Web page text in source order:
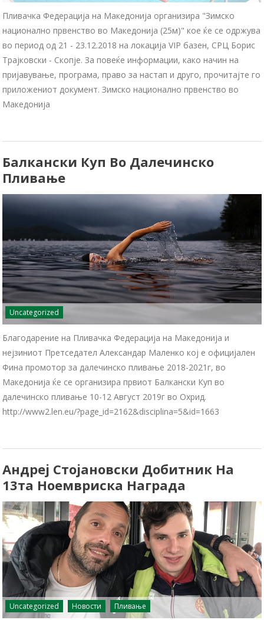
Пливачка Федерација на Македонија организира "Зимско
национално првенство во Македонија (25м)" кое ќе се одржува
во период од 21 - 23.12.2018 на локација VIP базен, СРЦ Борис
Трајковски - Скопје. За повеќе информации, како начин на
пријавување, програма, право за настап и друго, прочитајте го
приложениот документ. Зимско национално првенство во
Македонија
Балкански Куп Во Далечинско
Пливање
Uncategorized
Благодарение на Пливачка Федерација на Македонија и
нејзиниот Претседател Александар Маленко кој е официјален
Фина промотор за далечинско пливање 2018-2021г, во
Македонија ќе се организира првиот Балкански Куп во
далечинско пливање 10-12 Август 2019г во Охрид.
http://www2.len.eu/?page_id=2162&disciplina=5&id=1663
Андреј Стојановски Добитник На
13та Ноемвриска Награда
Uncategorized Новости Пливање